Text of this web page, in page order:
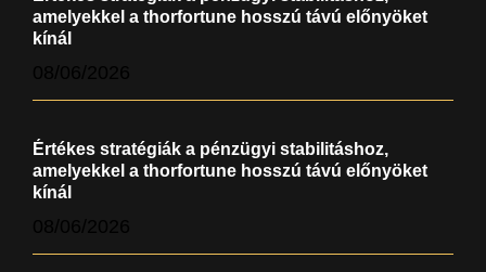
amelyekkel a thorfortune hosszú távú előnyöket
kínál
Értékes stratégiák a pénzügyi stabilitáshoz,
amelyekkel a thorfortune hosszú távú előnyöket
kínál